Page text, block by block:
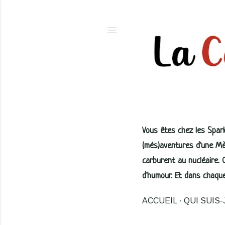
Vous êtes chez les
(més)aventures d'une
carburent au nucléaire.
d'humour. Et dans
ACCUEIL QUI SUIS-